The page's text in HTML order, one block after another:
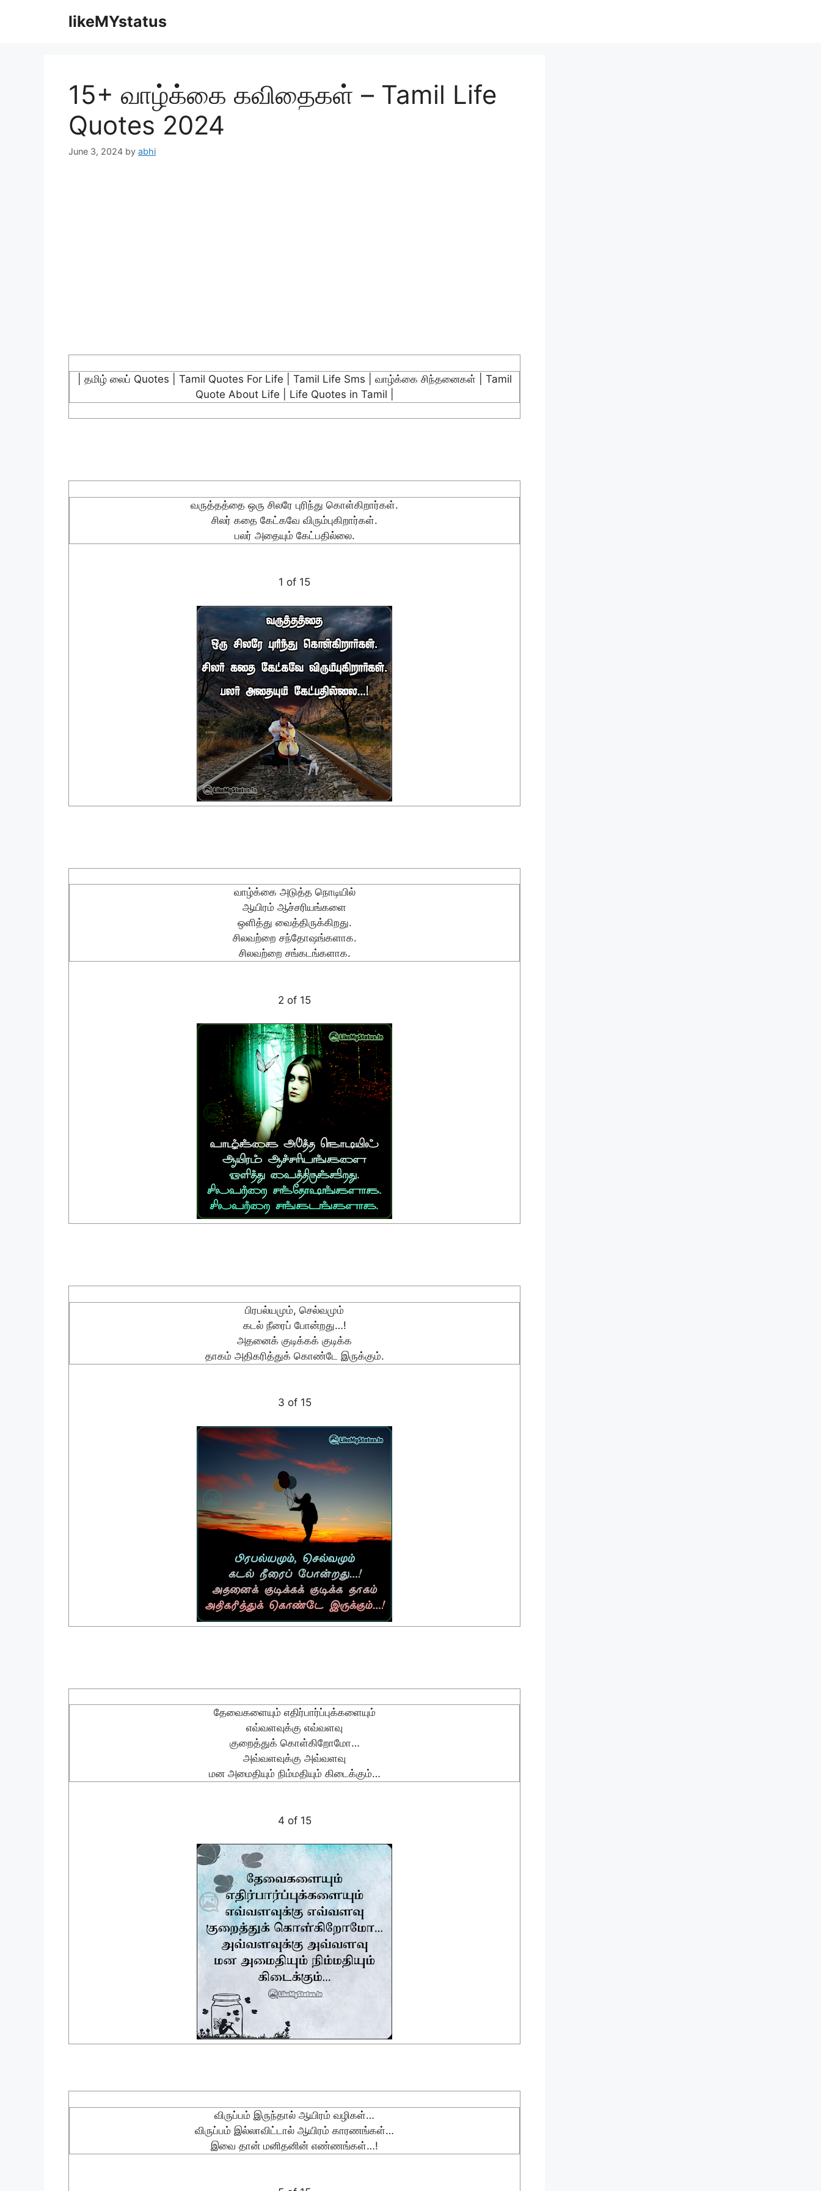
likeMYstatus
15+ வாழ்க்கை கவிதைகள் – Tamil Life
Quotes 2024
June 3, 2024 by abhi
| தமிழ் லைப் Quotes | Tamil Quotes For Life | Tamil Life Sms | வாழ்க்கை சிந்தனைகள் | Tamil
Quote About Life | Life Quotes in Tamil |
வருத்தத்தை ஒரு சிலரே புரிந்து கொள்கிறார்கள்.
சிலர் கதை கேட்கவே விரும்புகிறார்கள்.
பலர் அதையும் கேட்பதில்லை.
1 of 15
வாழ்க்கை அடுத்த நொடியில்
ஆயிரம் ஆச்சரியங்களை
ஒளித்து வைத்திருக்கிறது.
சிலவற்றை சந்தோஷங்களாக.
சிலவற்றை சங்கடங்களாக.
2 of 15
பிரபல்யமும், செல்வமும்
கடல் நீரைப் போன்றது…!
அதனைக் குடிக்கக் குடிக்க
தாகம் அதிகரித்துக் கொண்டே இருக்கும்.
3 of 15
தேவைகளையும் எதிர்பார்ப்புக்களையும்
எவ்வளவுக்கு எவ்வளவு
குறைத்துக் கொள்கிறோமோ…
அவ்வளவுக்கு அவ்வளவு
மன அமைதியும் நிம்மதியும் கிடைக்கும்…
4 of 15
விருப்பம் இருந்தால் ஆயிரம் வழிகள்…
விருப்பம் இல்லாவிட்டால் ஆயிரம் காரணங்கள்…
இவை தான் மனிதனின் எண்ணங்கள்…!